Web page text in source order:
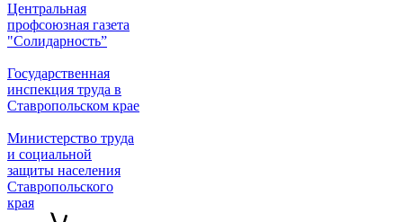
Центральная
профсоюзная газета
"Солидарность”
Государственная
инспекция труда в
Ставропольском крае
Министерство труда
и социальной
защиты населения
Ставропольского
края